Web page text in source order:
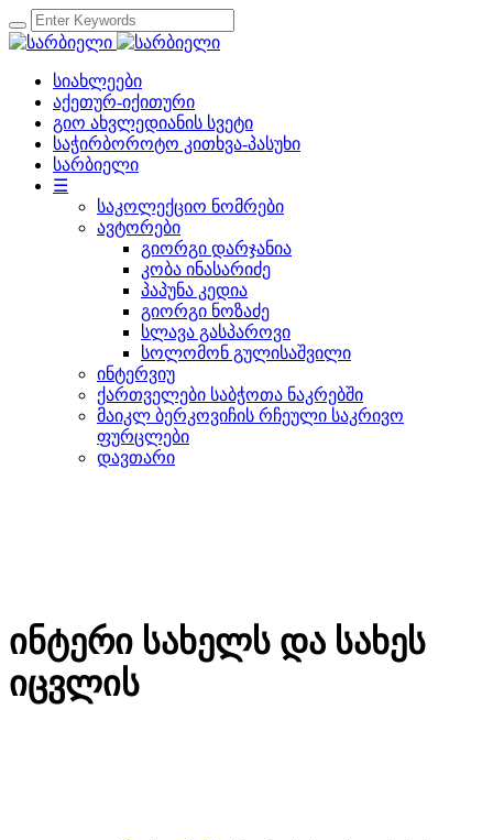
სიახლეები
აქეთურ-იქითური
გიო ახვლედიანის სვეტი
საჭირბოროტო კითხვა-პასუხი
სარბიელი
☰
საკოლექციო ნომრები
ავტორები
გიორგი დარჯანია
კობა ინასარიძე
პაპუნა კედია
გიორგი ნოზაძე
სლავა გასპაროვი
სოლომონ გულისაშვილი
ინტერვიუ
ქართველები საბჭოთა ნაკრებში
მაიკლ ბერკოვიჩის რჩეული საკრივო
ფურცლები
დავთარი
ინტერი სახელს და სახეს
იცვლის